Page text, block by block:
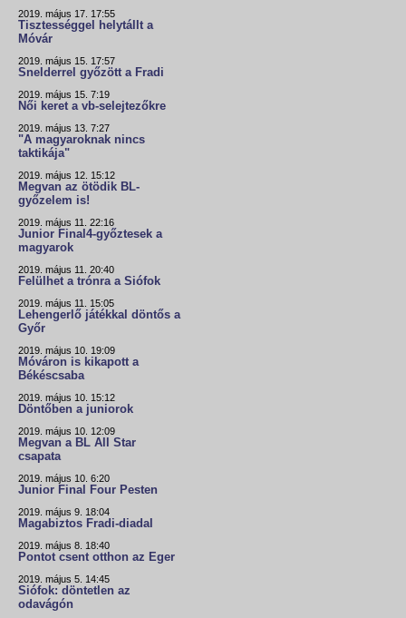
2019. május 17. 17:55
Tisztességgel helytállt a
Móvár
2019. május 15. 17:57
Snelderrel győzött a Fradi
2019. május 15. 7:19
Női keret a vb-selejtezőkre
2019. május 13. 7:27
"A magyaroknak nincs
taktikája"
2019. május 12. 15:12
Megvan az ötödik BL-
győzelem is!
2019. május 11. 22:16
Junior Final4-győztesek a
magyarok
2019. május 11. 20:40
Felülhet a trónra a Siófok
2019. május 11. 15:05
Lehengerlő játékkal döntős a
Győr
2019. május 10. 19:09
Móváron is kikapott a
Békéscsaba
2019. május 10. 15:12
Döntőben a juniorok
2019. május 10. 12:09
Megvan a BL All Star
csapata
2019. május 10. 6:20
Junior Final Four Pesten
2019. május 9. 18:04
Magabiztos Fradi-diadal
2019. május 8. 18:40
Pontot csent otthon az Eger
2019. május 5. 14:45
Siófok: döntetlen az
odavágón